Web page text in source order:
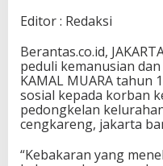
Editor : Redaksi
Berantas.co.id,
peduli kemanusian
KAMAL MUARA tahun
sosial kepada korban
pedongkelan
cengkareng, jakarta
“Kebakaran yang